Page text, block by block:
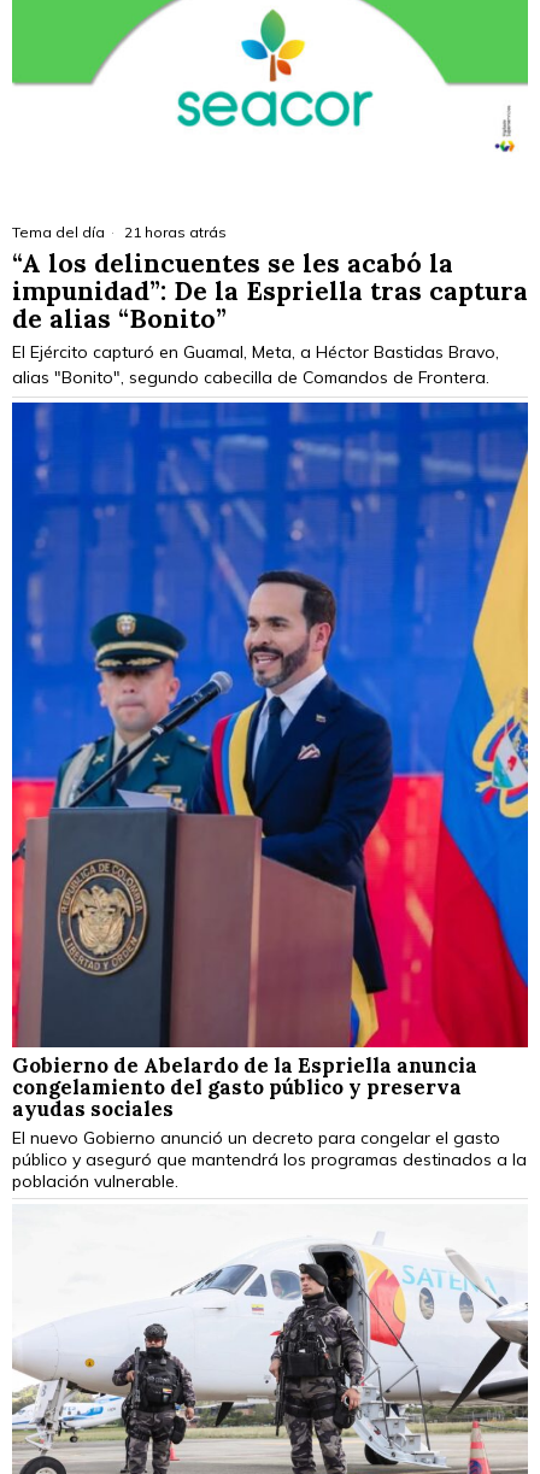
Tema del día 21 horas atrás
“A los delincuentes se les acabó la
impunidad”: De la Espriella tras captura
de alias “Bonito”
El Ejército capturó en Guamal, Meta, a Héctor Bastidas Bravo,
alias "Bonito", segundo cabecilla de Comandos de Frontera.
Gobierno de Abelardo de la Espriella anuncia
congelamiento del gasto público y preserva
ayudas sociales
El nuevo Gobierno anunció un decreto para congelar el gasto
público y aseguró que mantendrá los programas destinados a la
población vulnerable.